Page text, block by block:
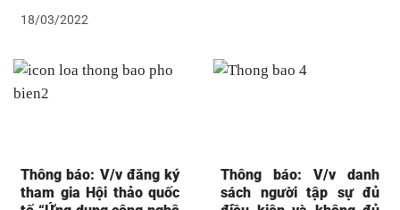
18/03/2022
Thông báo: V/v đăng ký
tham gia Hội thảo quốc
Thông báo: V/v danh
sách người tập sự đủ